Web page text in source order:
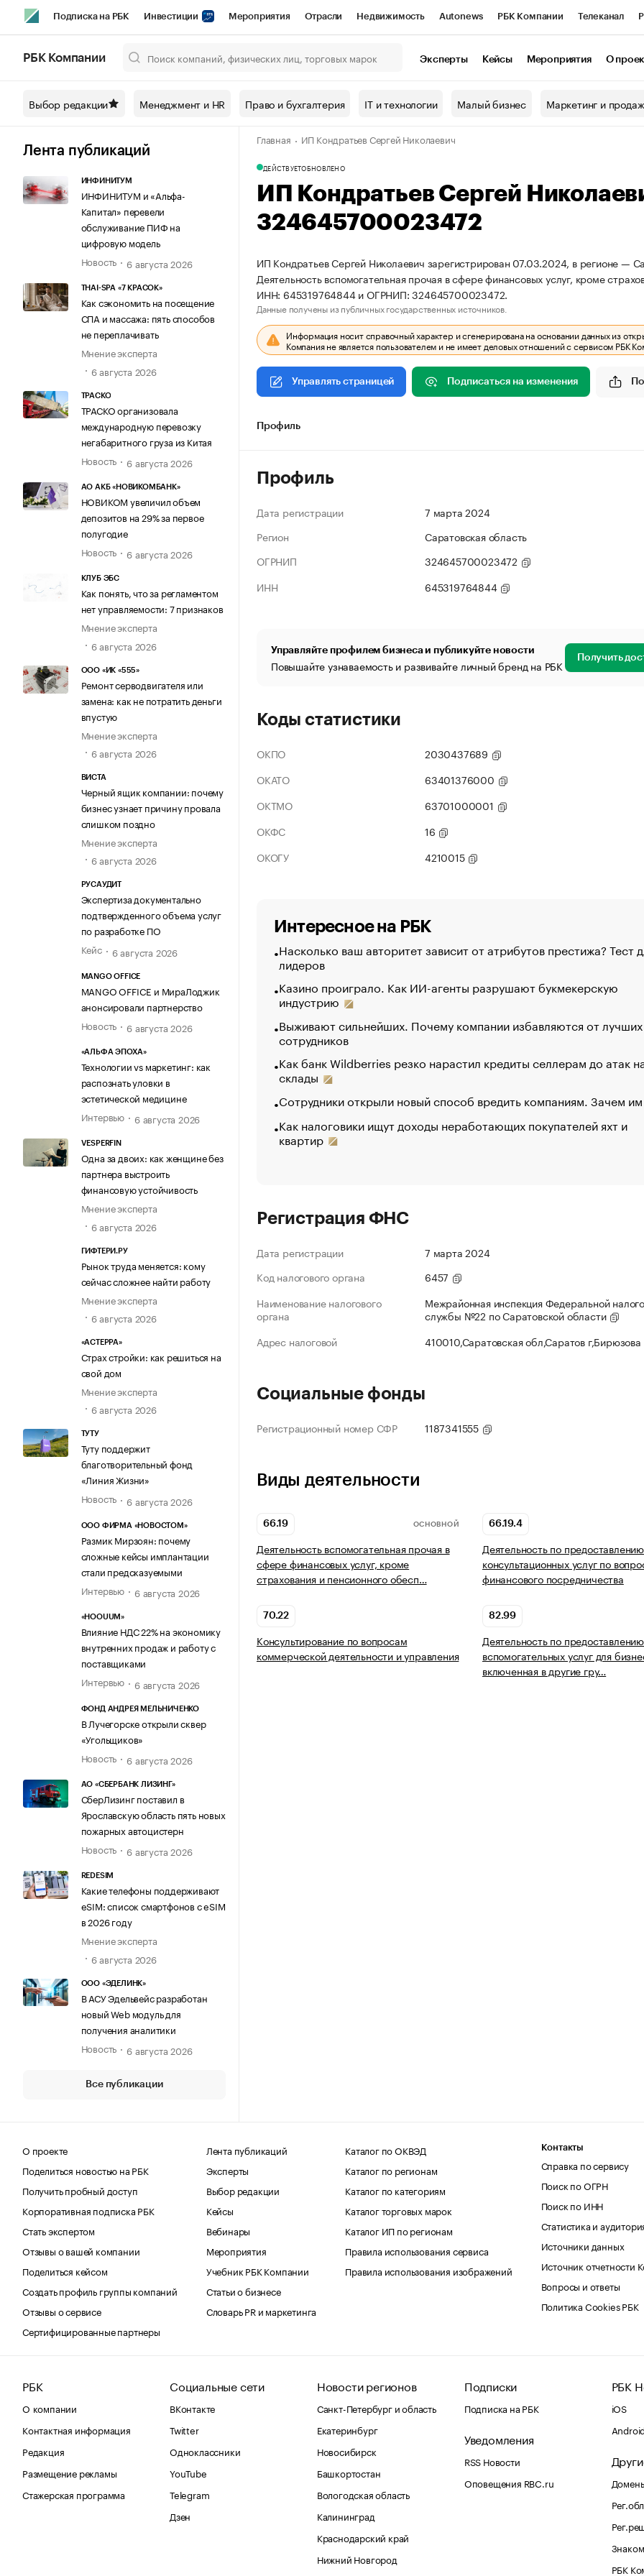
Подписка на РБК Инвестиции Мероприятия Отрасли Недвижимость Autonews РБК Компании Телеканал
Спецпроекты СПб Конференции СПб Спецпроекты Проверка контрагентов
Технологии и медиа Рынок наличной валюты
РБК Компании Эксперты Кейсы Мероприятия О
Выбор редакции Менеджмент и HR Право и бухгалтерия IT и технологии Малый бизнес Маркетинг и
Лента публикаций
ИНФИНИТУМ
ИНФИНИТУМ и «Альфа-
Капитал» перевели
обслуживание ПИФ на
цифровую модель
Новость
6 августа 2026
THAI-SPA «7 КРАСОК»
Как сэкономить на посещение
СПА и массажа: пять способов
не переплачивать
Мнение эксперта
6 августа 2026
ТРАСКО
ТРАСКО организовала
международную перевозку
негабаритного груза из Китая
Новость
6 августа 2026
АО АКБ «НОВИКОМБАНК»
НОВИКОМ увеличил объем
депозитов на 29% за первое
полугодие
Новость
6 августа 2026
КЛУБ ЭБС
Как понять, что за регламентом
нет управляемости: 7 признаков
Мнение эксперта
6 августа 2026
ООО «ИК «555»
Ремонт серводвигателя или
замена: как не потратить деньги
впустую
Мнение эксперта
6 августа 2026
ВИСТА
Черный ящик компании: почему
бизнес узнает причину провала
слишком поздно
Мнение эксперта
6 августа 2026
РУСАУДИТ
Экспертиза документально
подтвержденного объема услуг
по разработке ПО
Кейс
6 августа 2026
MANGO OFFICE
MANGO OFFICE и МираЛоджик
анонсировали партнерство
Новость
6 августа 2026
«АЛЬФА ЭПОХА»
Технологии vs маркетинг: как
распознать уловки в
эстетической медицине
Интервью
6 августа 2026
VESPERFIN
Одна за двоих: как женщине без
партнера выстроить
финансовую устойчивость
Мнение эксперта
6 августа 2026
ГИФТЕРИ.РУ
Рынок труда меняется: кому
сейчас сложнее найти работу
Мнение эксперта
6 августа 2026
«АСТЕРРА»
Страх стройки: как решиться на
свой дом
Мнение эксперта
6 августа 2026
ТУТУ
Туту поддержит
благотворительный фонд
«Линия Жизни»
Новость
6 августа 2026
ООО ФИРМА «НОВОСТОМ»
Размик Мирзоян: почему
сложные кейсы имплантации
стали предсказуемыми
Интервью
6 августа 2026
«HOOUUM»
Влияние НДС 22% на экономику
внутренних продаж и работу с
поставщиками
Интервью
6 августа 2026
ФОНД АНДРЕЯ МЕЛЬНИЧЕНКО
В Лучегорске открыли сквер
«Угольщиков»
Новость
6 августа 2026
АО «СБЕРБАНК ЛИЗИНГ»
СберЛизинг поставил в
Ярославскую область пять новых
пожарных автоцистерн
Новость
6 августа 2026
REDESIM
Какие телефоны поддерживают
eSIM: список смартфонов с eSIM
в 2026 году
Мнение эксперта
6 августа 2026
ООО «ЭДЕЛИНК»
В АСУ Эдельвейс разработан
новый Web модуль для
получения аналитики
Новость
6 августа 2026
Все публикации
Главная ИП Кондратьев Сергей Николаевич
ДЕЙСТВУЕТОБНОВЛЕНО
ИП Кондратьев Сергей
324645700023472
ИП Кондратьев Сергей Николаевич зарегистрирован 07.03.2024, в регионе —
Деятельность вспомогательная прочая в сфере финансовых услуг, кроме
ИНН: 645319764844 и ОГРНИП: 324645700023472.
Данные получены из публичных государственных источников.
Информация носит справочный характер и сгенерирована на основании данных из
Компания не является пользователем и не имеет деловых отношений с сервисом РБК
Управлять страницей Подписаться на изменения
Профиль
Профиль
Дата регистрации
7 марта 2024
Регион
Саратовская область
ОГРНИП
324645700023472
ИНН
645319764844
Управляйте профилем бизнеса и публикуйте новости
Повышайте узнаваемость и развивайте личный бренд на РБК Получить
Коды статистики
ОКПО
2030437689
ОКАТО
63401376000
ОКТМО
63701000001
ОКФС
16
ОКОГУ
4210015
Интересное на РБК
Насколько ваш авторитет зависит от атрибутов престижа? Тест
лидеров
Казино проиграло. Как ИИ-агенты разрушают букмекерскую
индустрию
Выживают сильнейших. Почему компании избавляются от лучших
сотрудников
Как банк Wildberries резко нарастил кредиты селлерам до атак
склады
Сотрудники открыли новый способ вредить компаниям. Зачем
Как налоговики ищут доходы неработающих покупателей яхт и
квартир
Регистрация ФНС
Дата регистрации
7 марта 2024
Код налогового органа
6457
Наименование налогового
органа
Межрайонная инспекция Федеральной
службы №22 по Саратовской области
Адрес налоговой
410010,Саратовская обл,Саратов г,Бирюзова
Социальные фонды
Регистрационный номер СФР 1187341555
Виды деятельности
66.19 ОСНОВНОЙ
Деятельность вспомогательная прочая в
сфере финансовых услуг, кроме
страхования и пенсионного обесп…
66.19.4
Деятельность по предоставлению
консультационных услуг по
финансового посредничества
70.22
Консультирование по вопросам
коммерческой деятельности и управления
82.99
Деятельность по
вспомогательных услуг для
включенная в другие гру…
О проекте
Поделиться новостью на РБК
Получить пробный доступ
Корпоративная подписка РБК
Стать экспертом
Отзывы о вашей компании
Поделиться кейсом
Создать профиль группы компаний
Отзывы о сервисе
Сертифицированные партнеры
Лента публикаций
Эксперты
Выбор редакции
Кейсы
Вебинары
Мероприятия
Учебник РБК Компании
Статьи о бизнесе
Словарь PR и маркетинга
Каталог по ОКВЭД
Каталог по регионам
Каталог по категориям
Каталог торговых марок
Каталог ИП по регионам
Правила использования сервиса
Правила использования изображений
Контакты
Справка по сервису
Поиск по ОГРН
Поиск по ИНН
Статистика и
Источники данных
Источник отчетности
Вопросы и ответы
Политика Cookies РБК
РБК
О компании
Контактная информация
Редакция
Размещение рекламы
Стажерская программа
Социальные сети
ВКонтакте
Twitter
Одноклассники
YouTube
Telegram
Дзен
Новости регионов
Санкт-Петербург и область
Екатеринбург
Новосибирск
Башкортостан
Вологодская область
Калининград
Краснодарский край
Нижний Новгород
Подписки
Подписка на РБК
Уведомления
RSS Новости
Оповещения RBC.ru
РБК
iOS
РБК